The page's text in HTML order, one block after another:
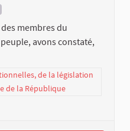
membres du
avons constaté,
de la législation
de la République